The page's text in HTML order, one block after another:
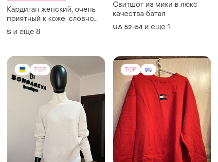
Кардиган женский, очень
приятный к коже, словно
тошешь в объятьях🤗
неограниченный выбор
размерных ряд. ощутите
свой осенний уют🌞
S и еще 8
Свитшот из мики в люкс
качества батал
UA 52-54 и еще 1
TOP TOP